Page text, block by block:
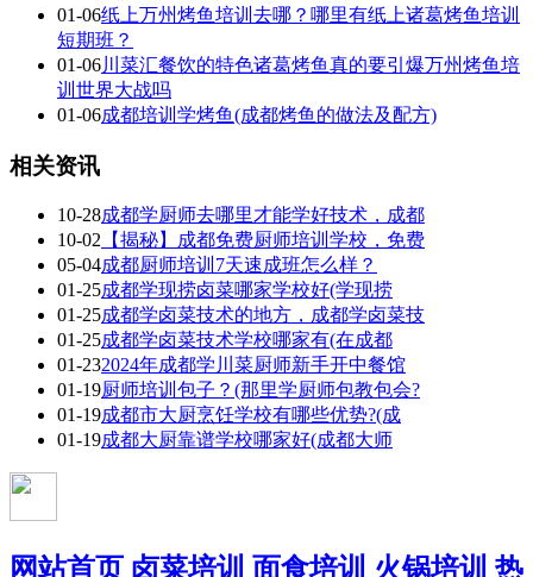
01-06纸上万州烤鱼培训去哪？哪里有纸上诸葛烤鱼培训
短期班？
01-06川菜汇餐饮的特色诸葛烤鱼真的要引爆万州烤鱼培
训世界大战吗
01-06成都培训学烤鱼(成都烤鱼的做法及配方)
相关资讯
10-28成都学厨师去哪里才能学好技术，成都
10-02 【揭秘】成都免费厨师培训学校，免费
05-04成都厨师培训7天速成班怎么样？
01-25成都学现捞卤菜哪家学校好(学现捞
01-25成都学卤菜技术的地方，成都学卤菜技
01-25成都学卤菜技术学校哪家有(在成都
01-232024年成都学川菜厨师新手开中餐馆
01-19厨师培训包子？(那里学厨师包教包会?
01-19成都市大厨烹饪学校有哪些优势?(成
01-19成都大厨靠谱学校哪家好(成都大师
网站首页 卤菜培训 面食培训 火锅培训 热